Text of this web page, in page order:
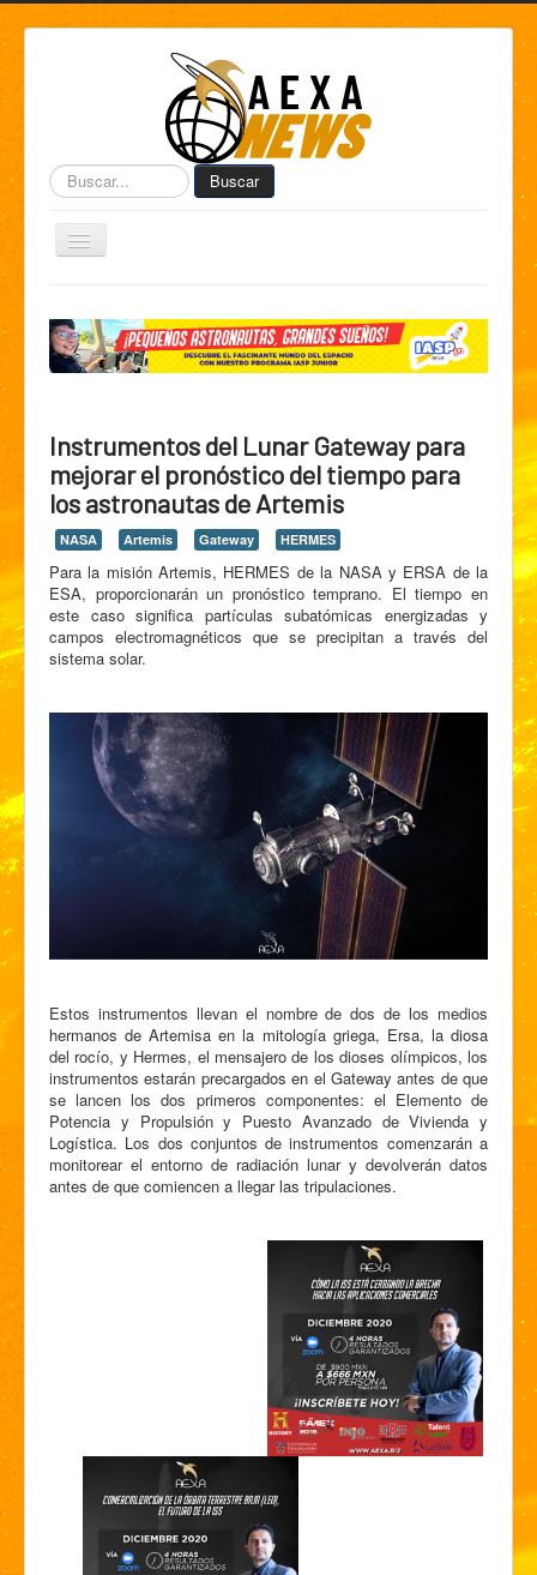
Buscar... Buscar
Toggle
Navigation
Centro de Informática AEXA
AexaSurvey
AEXA USA
Space Kidz
Instrumentos del Lunar Gateway para
mejorar el pronóstico del tiempo para
los astronautas de Artemis
NASA Artemis Gateway HERMES
Para la misión Artemis, HERMES de la NASA y ERSA de la
ESA, proporcionarán un pronóstico temprano. El tiempo en
este caso significa partículas subatómicas energizadas y
campos electromagnéticos que se precipitan a través del
sistema solar.
Estos instrumentos llevan el nombre de dos de los medios
hermanos de Artemisa en la mitología griega, Ersa, la diosa
del rocío, y Hermes, el mensajero de los dioses olímpicos, los
instrumentos estarán precargados en el Gateway antes de que
se lancen los dos primeros componentes: el Elemento de
Potencia y Propulsión y Puesto Avanzado de Vivienda y
Logística. Los dos conjuntos de instrumentos comenzarán a
monitorear el entorno de radiación lunar y devolverán datos
antes de que comiencen a llegar las tripulaciones.